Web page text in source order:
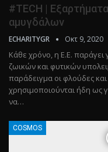
#TECH |
αμυγδάλων
ECHARITYGR Οκτ 9, 2020
Κάθε χρόνο, η Ε.Ε.
ζωικών και φυτικών
παράδειγμα οι φλούδες
χρησιμοποιούνται ήδη
να…
COSMOS